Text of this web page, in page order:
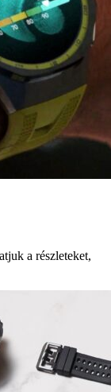
a részleteket,